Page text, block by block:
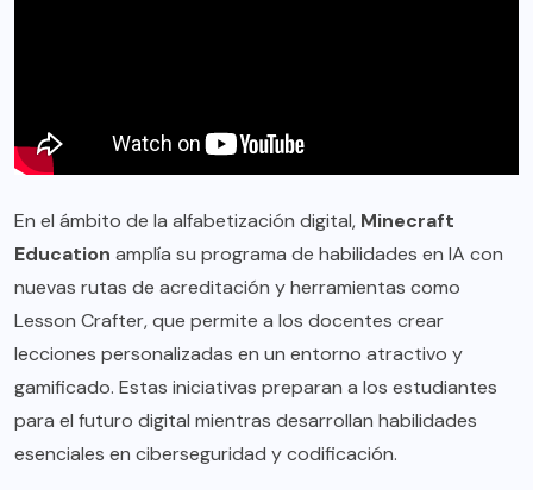
En el ámbito de la alfabetización digital, Minecraft
Education amplía su programa de habilidades en IA con
nuevas rutas de acreditación y herramientas como
Lesson Crafter, que permite a los docentes crear
lecciones personalizadas en un entorno atractivo y
gamificado. Estas iniciativas preparan a los estudiantes
para el futuro digital mientras desarrollan habilidades
esenciales en ciberseguridad y codificación.